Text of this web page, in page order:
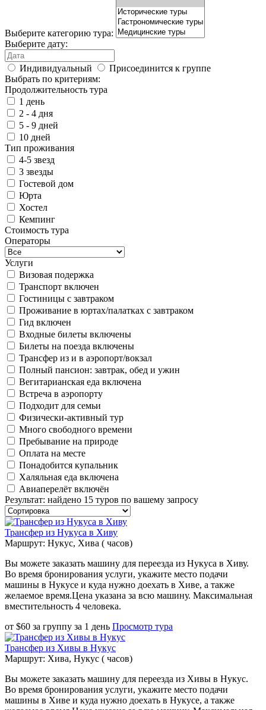
Выберите категорию тура:
Выберите дату:
Индивидуальный
Присоединится к группе
Выбрать по критериям:
Продолжительность тура
1 день
2 - 4 дня
5 - 9 дней
10 дней
Тип проживания
4-5 звезд
3 звезды
Гостевой дом
Юрта
Хостел
Кемпинг
Стоимость тура
Операторы
Услуги
Визовая подержка
Транспорт включен
Гостиницы с завтраком
Проживание в юртах/палатках с завтраком
Гид включен
Входные билеты включены
Билеты на поезда включены
Трансфер из и в аэропорт/вокзал
Полный пансион: завтрак, обед и ужин
Вегитарианская еда включена
Встреча в аэропорту
Подходит для семьи
Физически-активный тур
Много свободного времени
Пребывание на природе
Оплата на месте
Понадобится купальник
Халяльная еда включена
Авиаперелёт включён
Результат: найдено 15 туров по вашему запросу
Трансфер из Нукуса в Хиву
Маршрут: Нукус, Хива ( часов)
Вы можете заказать машину для переезда из Нукуса в Хиву.
Во время бронирования услуги, укажите место подачи
машины в Нукусе и куда нужно доехать в Хиве, а также
желаемое время.Цена указана за всю машину. Максимальная
вместительность 4 человека.
от $60 за группу за 1 день Просмотр тура
Трансфер из Хивы в Нукус
Маршрут: Хива, Нукус ( часов)
Вы можете заказать машину для переезда из Хивы в Нукус.
Во время бронирования услуги, укажите место подачи
машины в Хиве и куда нужно доехать в Нукусе, а также